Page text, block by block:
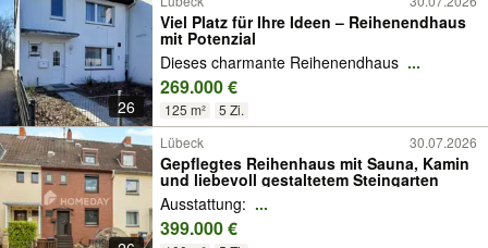
26
Viel Platz für Ihre Ideen – Reihenendhaus
mit Potenzial
Dieses charmante Reihenendhaus ...
269.000 €
125 m² 5 Zi.
Lübeck 30.07.2026
Gepflegtes Reihenhaus mit Sauna, Kamin
und liebevoll gestaltetem Steingarten
Ausstattung: ...
399.000 €